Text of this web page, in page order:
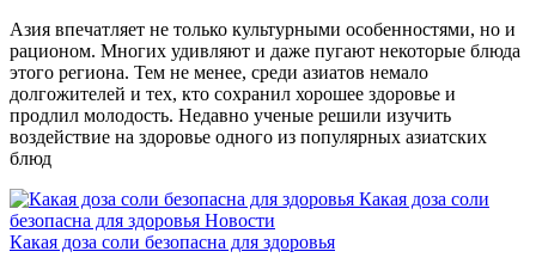
Азия впечатляет не только культурными особенностями, но и
рационом. Многих удивляют и даже пугают некоторые блюда
этого региона. Тем не менее, среди азиатов немало
долгожителей и тех, кто сохранил хорошее здоровье и
продлил молодость. Недавно ученые решили изучить
воздействие на здоровье одного из популярных азиатских
блюд
Какая доза соли
безопасна для здоровья Новости
Какая доза соли безопасна для здоровья